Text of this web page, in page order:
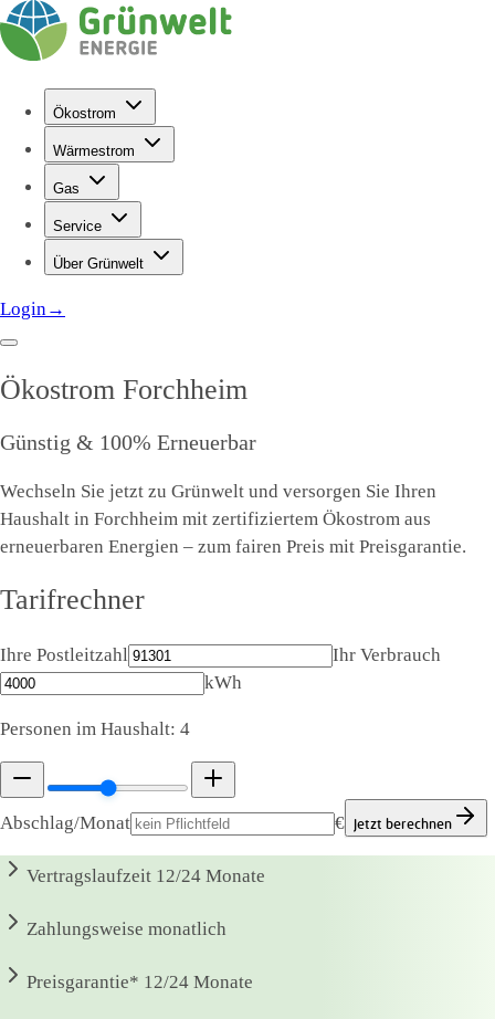
Ökostrom
Wärmestrom
Gas
Service
Über Grünwelt
Login→
Ökostrom Forchheim
Günstig & 100% Erneuerbar
Wechseln Sie jetzt zu Grünwelt und versorgen Sie Ihren
Haushalt in Forchheim mit zertifiziertem Ökostrom aus
erneuerbaren Energien – zum fairen Preis mit Preisgarantie.
Tarifrechner
Ihre Postleitzahl
Ihr Verbrauch
kWh
Personen im Haushalt: 4
Abschlag/Monat € Jetzt berechnen
Vertragslaufzeit 12/24 Monate
Zahlungsweise monatlich
Preisgarantie* 12/24 Monate